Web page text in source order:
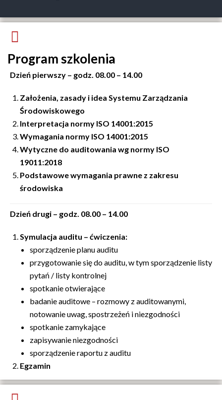
Program szkolenia
Dzień pierwszy – godz. 08.00 – 14.00
Założenia, zasady i idea Systemu Zarządzania
Środowiskowego
Interpretacja normy ISO 14001:2015
Wymagania normy ISO 14001:2015
Wytyczne do auditowania wg normy ISO
19011:2018
Podstawowe wymagania prawne z zakresu
środowiska
Dzień drugi – godz. 08.00 – 14.00
Symulacja auditu – ćwiczenia:
sporządzenie planu auditu
przygotowanie się do auditu, w tym sporządzenie listy
pytań / listy kontrolnej
spotkanie otwierające
badanie auditowe – rozmowy z auditowanymi,
notowanie uwag, spostrzeżeń i niezgodności
spotkanie zamykające
zapisywanie niezgodności
sporządzenie raportu z auditu
Egzamin